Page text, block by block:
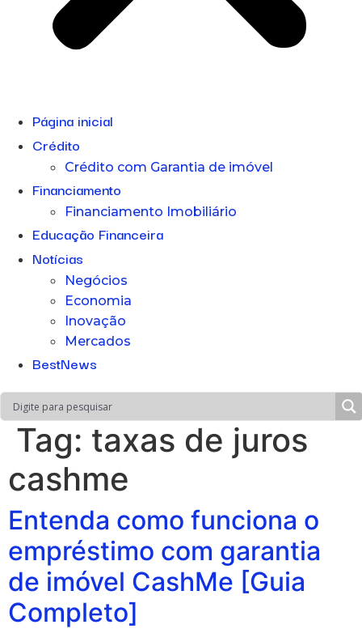
Página inicial
Crédito
Crédito com Garantia de imóvel
Financiamento
Financiamento Imobiliário
Educação Financeira
Notícias
Negócios
Economia
Inovação
Mercados
BestNews
Tag: taxas de juros
cashme
Entenda como funciona o
empréstimo com garantia
de imóvel CashMe [Guia
Completo]